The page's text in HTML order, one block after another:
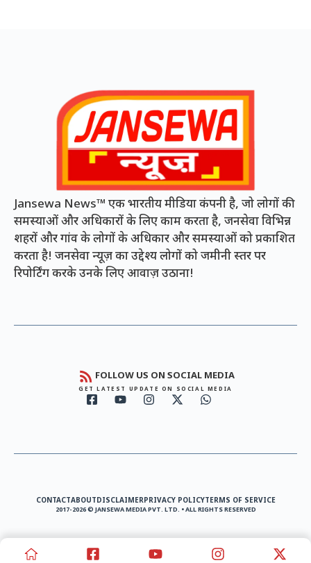
Jansewa News™ एक भारतीय मीडिया कंपनी है, जो लोगों की
समस्याओं और अधिकारों के लिए काम करता है, जनसेवा विभिन्न
शहरों और गांव के लोगों के अधिकार और समस्याओं को प्रकाशित
करता है! जनसेवा न्यूज़ का उद्देश्य लोगों को जमीनी स्तर पर
रिपोर्टिंग करके उनके लिए आवाज़ उठाना!
FOLLOW US ON SOCIAL MEDIA
GET LATEST UPDATE ON SOCIAL MEDIA
CONTACTABOUTDISCLAIMERPRIVACY POLICYTERMS OF SERVICE
2017-2026 © JANSEWA MEDIA PVT. LTD. • ALL RIGHTS RESERVED